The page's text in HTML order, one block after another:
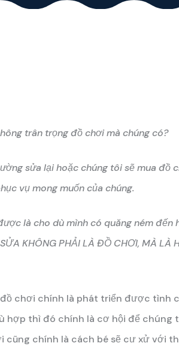
trân trọng đồ chơi mà chúng có?
sửa lại hoặc chúng tôi sẽ mua đồ
vụ mong muốn của chúng.
là cho dù mình có quăng ném đến
KHÔNG PHẢI LÀ ĐỒ CHƠI, MÀ LÀ
chơi chính là phát triển được tình
hợp thì đó chính là cơ hội để chúng
chính là cách bé sẽ cư xử với